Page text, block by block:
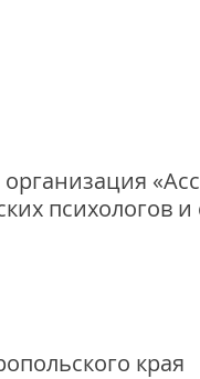
психологов
края